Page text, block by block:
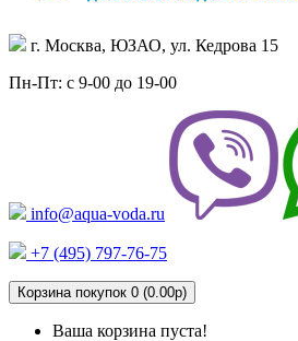
г. Москва, ЮЗАО, ул. Кедрова 15
Пн-Пт: с 9-00 до 19-00
info@aqua-voda.ru
+7 (495) 797-76-75
Корзина покупок 0 (0.00р)
Ваша корзина пуста!